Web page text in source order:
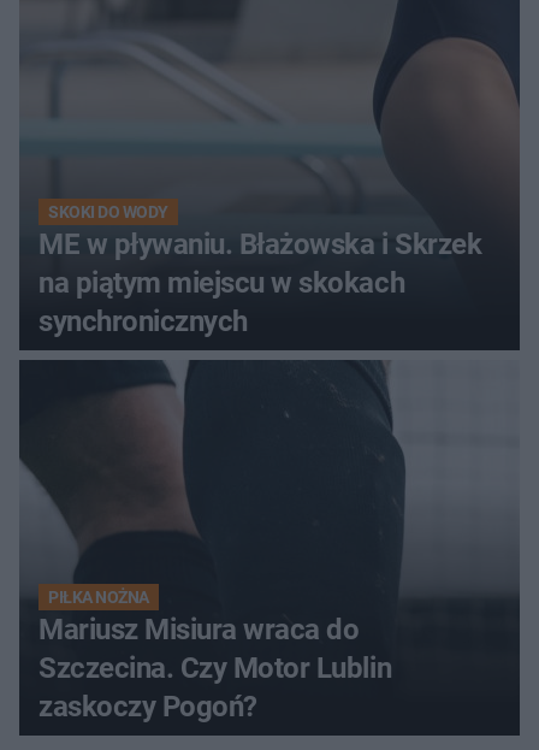
SKOKI DO WODY
ME w pływaniu. Błażowska i Skrzek
na piątym miejscu w skokach
synchronicznych
PIŁKA NOŻNA
Mariusz Misiura wraca do
Szczecina. Czy Motor Lublin
zaskoczy Pogoń?